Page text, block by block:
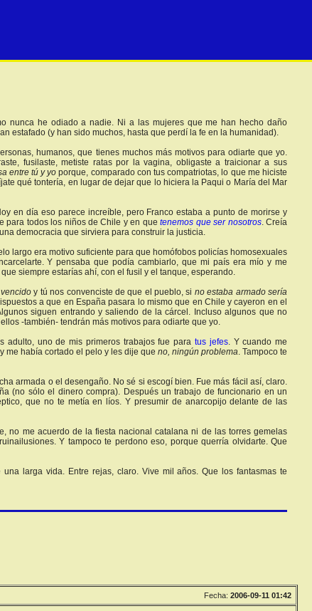
nunca he odiado a nadie. Ni a las mujeres que me han hecho daño
estafado (y han sido muchos, hasta que perdí la fe en la humanidad).
humanos, que tienes muchos más motivos para odiarte que yo.
fusilaste, metiste ratas por la vagina, obligaste a traicionar a sus
entre tú y yo porque, comparado con tus compatriotas, lo que me hiciste
qué tontería, en lugar de dejar que lo hiciera la Paqui o María del Mar
en día eso parece increíble, pero Franco estaba a punto de morirse y
para todos los niños de Chile y en quetenemos que ser nosotros. Creía
democracia que sirviera para construir la justicia.
largo era motivo suficiente para que homófobos policías homosexuales
Y pensaba que podía cambiarlo, que mi país era mío y me
siempre estarías ahí, con el fusil y el tanque, esperando.
y tú nos convenciste de que el pueblo, si no estaba armado sería
a que en España pasara lo mismo que en Chile y cayeron en el
siguen entrando y saliendo de la cárcel. Incluso algunos que no
-también- tendrán más motivos para odiarte que yo.
adulto, uno de mis primeros trabajos fue para tus jefes. Y cuando me
me había cortado el pelo y les dije que no, ningún problema. Tampoco te
armada o el desengaño. No sé si escogí bien. Fue más fácil así, claro.
(no sólo el dinero compra). Después un trabajo de funcionario en un
que no te metía en líos. Y presumir de anarcopijo delante de las
no me acuerdo de la fiesta nacional catalana ni de las torres gemelas
Y tampoco te perdono eso, porque querría olvidarte. Que
larga vida. Entre rejas, claro. Vive mil años. Que los fantasmas te
Fecha: 2006-09-11 01:42